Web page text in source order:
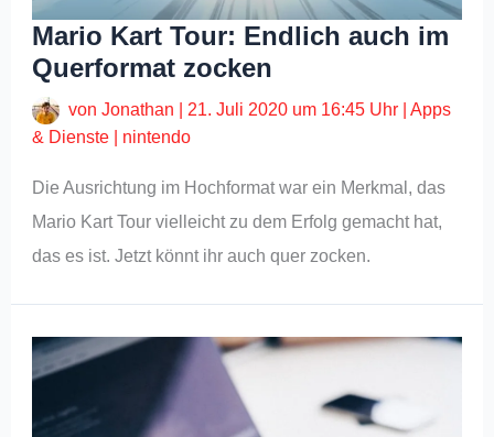
Mario Kart Tour: Endlich auch im
Querformat zocken
vonJonathan 21. Juli 2020 um 16:45 Uhr |Apps
& Dienste
nintendo
Die Ausrichtung im Hochformat war ein Merkmal, das
Mario Kart Tour vielleicht zu dem Erfolg gemacht hat,
das es ist. Jetzt könnt ihr auch quer zocken.